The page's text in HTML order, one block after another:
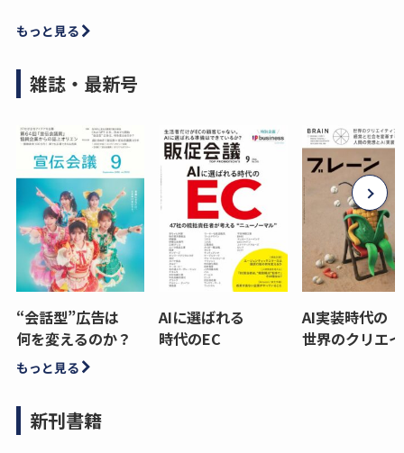
もっと見る
雑誌・最新号
“会話型”広告は
何を変えるのか？
AIに選ばれる
時代のEC
AI実装時代の
世界のクリエ
もっと見る
新刊書籍